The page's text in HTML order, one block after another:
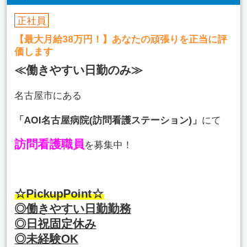
正社員
【最大月給38万円！】あなたの頑張りを正当に評
価します
≪働きやすい日勤のみ≫
名古屋市にある
「AOI名古屋病院(訪問看護ステーション)」 にて
訪問看護職員を募集中！
☆PickupPoint☆
◎働きやすい日勤勤務
◎日祝固定休み
◎未経験OK